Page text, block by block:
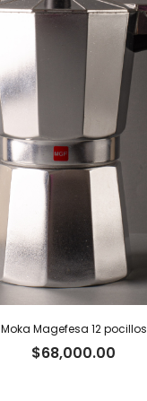
Moka Magefesa 12 pocillos
$68,000.00